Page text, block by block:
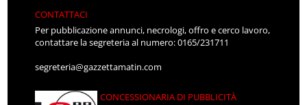
CONTATTACI
Per pubblicazione annunci, necrologi, offro e cerco lavoro,
contattare la segreteria al numero: 0165/231711
segreteria@gazzettamatin.com
CONCESSIONARIA DI PUBBLICITÀ